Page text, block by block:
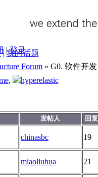
|登录
| 我的话题
Forum» G0. 软件开发
, hyperelastic
发帖人 回复
chinasbc 19
miaoliuhua 21